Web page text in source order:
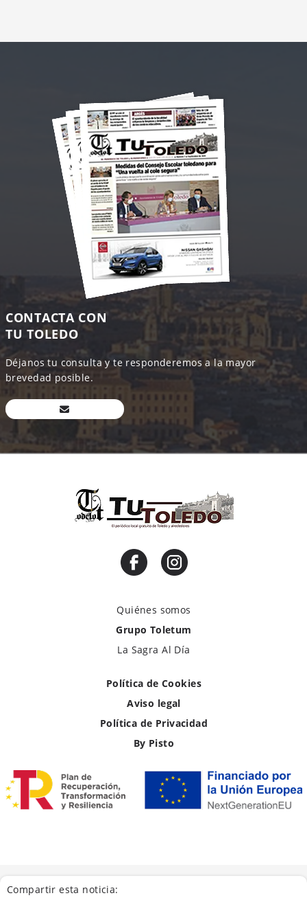
CONTACTA CON
TU TOLEDO
Déjanos tu consulta y te responderemos a la mayor
brevedad posible.
Quiénes somos
Grupo Toletum
La Sagra Al Día
Política de Cookies
Aviso legal
Política de Privacidad
By Pisto
Compartir esta noticia: